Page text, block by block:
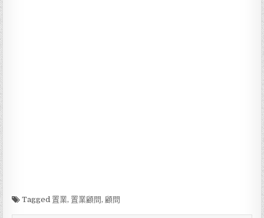
Tagged 置業, 置業顧問 , 顧問